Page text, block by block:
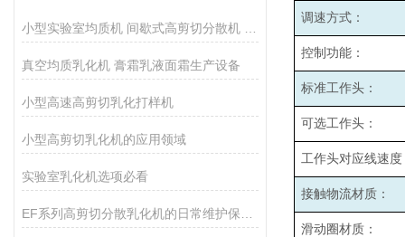
真空均质乳化机 膏霜乳液面霜生产设备
小型高速高剪切乳化打样机
小型高剪切乳化机的应用领域
实验室乳化机选项必看
调速方式：
控制功能：
标准工作头：
可选工作头：
工作头对应线速度
接触物流材质：
滑动圈材质：